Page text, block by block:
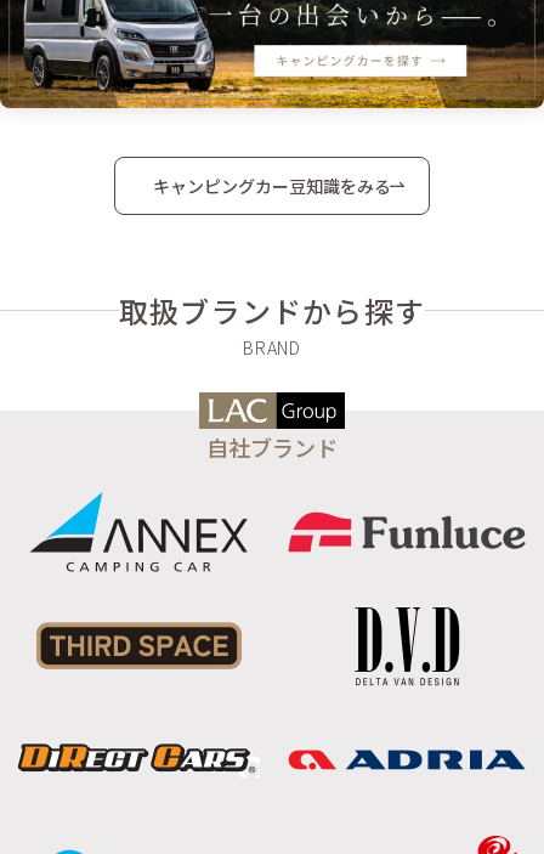
キャンピングカー豆知識をみる
取扱ブランドから探す
自社ブランド